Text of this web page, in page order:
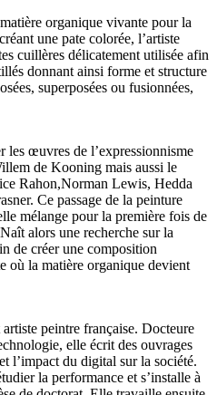
organique vivante pour la
une pate colorée, l’artiste
cuillères délicatement utilisée afin
donnant ainsi forme et structure
superposées ou fusionnées,
les œuvres de l’expressionnisme
de Kooning mais aussi le
Rahon,Norman Lewis, Hedda
Ce passage de la peinture
mélange pour la première fois de
alors une recherche sur la
de créer une composition
où la matière organique devient
peintre française. Docteure
elle écrit des ouvrages
l’impact du digital sur la société.
la performance et s’installe à